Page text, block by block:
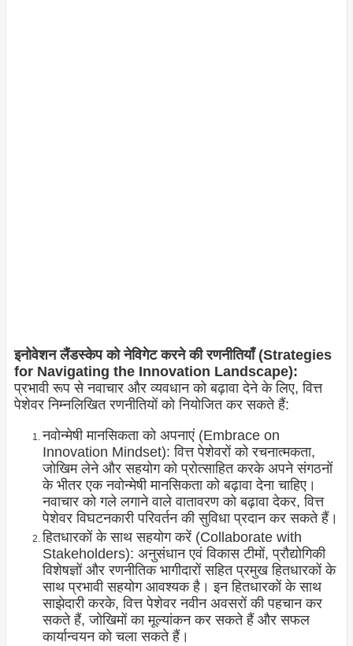
इनोवेशन लैंडस्केप को नेविगेट करने की रणनीतियाँ (Strategies
for Navigating the Innovation Landscape):
प्रभावी रूप से नवाचार और व्यवधान को बढ़ावा देने के लिए, वित्त
पेशेवर निम्नलिखित रणनीतियों को नियोजित कर सकते हैं:
नवोन्मेषी मानसिकता को अपनाएं (Embrace on
Innovation Mindset): वित्त पेशेवरों को रचनात्मकता,
जोखिम लेने और सहयोग को प्रोत्साहित करके अपने संगठनों
के भीतर एक नवोन्मेषी मानसिकता को बढ़ावा देना चाहिए।
नवाचार को गले लगाने वाले वातावरण को बढ़ावा देकर, वित्त
पेशेवर विघटनकारी परिवर्तन की सुविधा प्रदान कर सकते हैं।
हितधारकों के साथ सहयोग करें (Collaborate with
Stakeholders): अनुसंधान एवं विकास टीमों, प्रौद्योगिकी
विशेषज्ञों और रणनीतिक भागीदारों सहित प्रमुख हितधारकों के
साथ प्रभावी सहयोग आवश्यक है। इन हितधारकों के साथ
साझेदारी करके, वित्त पेशेवर नवीन अवसरों की पहचान कर
सकते हैं, जोखिमों का मूल्यांकन कर सकते हैं और सफल
कार्यान्वयन को चला सकते हैं।